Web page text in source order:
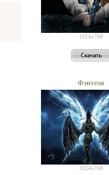
1024x768
Фэнтези
1024x768